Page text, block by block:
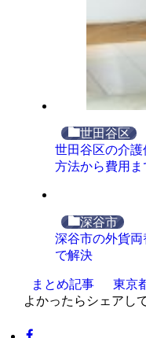
世田谷区
世田谷区の介
方法から費用ま
深谷市
深谷市の外貨
で解決
まとめ記事 東京
よかったらシェアし